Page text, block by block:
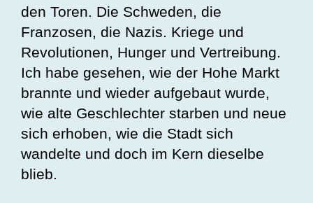
den Toren. Die Schweden, die
Franzosen, die Nazis. Kriege und
Revolutionen, Hunger und Vertreibung.
Ich habe gesehen, wie der Hohe Markt
brannte und wieder aufgebaut wurde,
wie alte Geschlechter starben und neue
sich erhoben, wie die Stadt sich
wandelte und doch im Kern dieselbe
blieb.